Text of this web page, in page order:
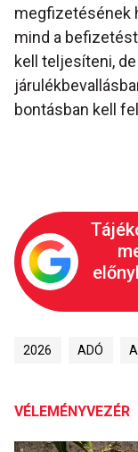
megfizetésének
mind a
kell teljesíteni,
bontásban kell
2026 ADÓ
VÉLEMÉNYVEZÉR